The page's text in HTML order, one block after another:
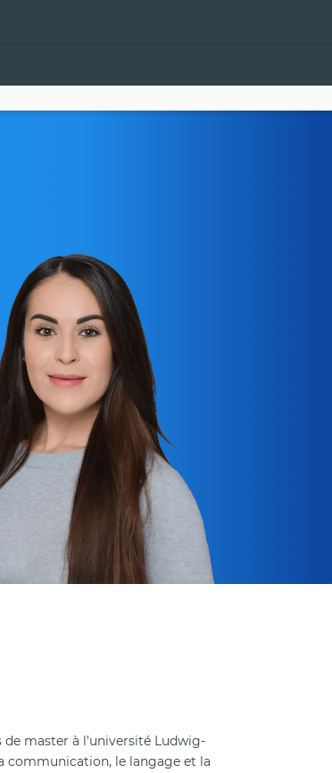
master à l'université Ludwig-
communication, le langage et la